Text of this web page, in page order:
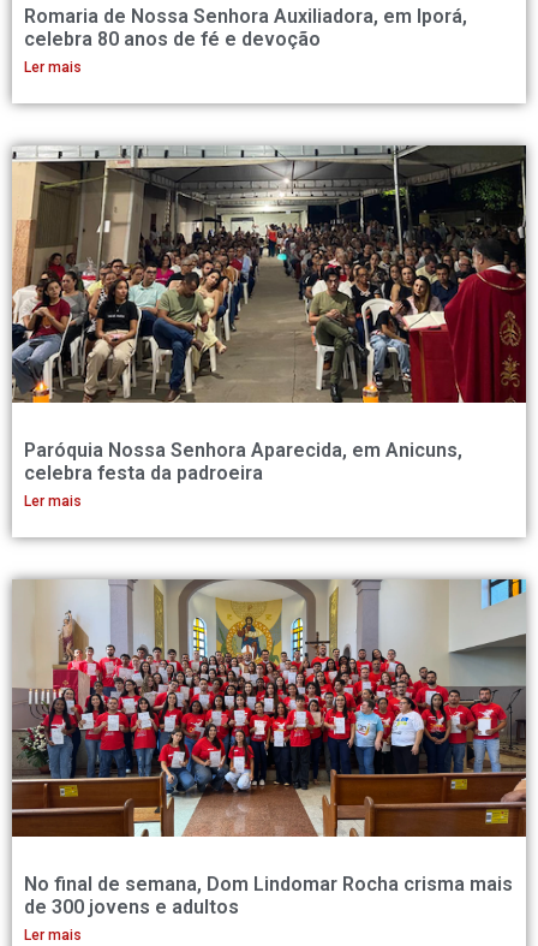
Romaria de Nossa Senhora Auxiliadora, em Iporá,
celebra 80 anos de fé e devoção
Ler mais
Paróquia Nossa Senhora Aparecida, em Anicuns,
celebra festa da padroeira
Ler mais
No final de semana, Dom Lindomar Rocha crisma mais
de 300 jovens e adultos
Ler mais